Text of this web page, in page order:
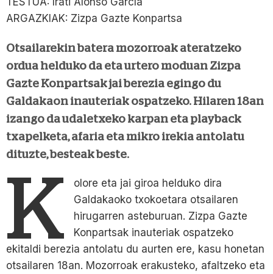
ARGAZKIAK: Zizpa Gazte Konpartsa
Otsailarekin batera mozorroak ateratzeko
ordua helduko da eta urtero moduan Zizpa
Gazte Konpartsak jai berezia egingo du
Galdakaon inauteriak ospatzeko. Hilaren 18an
izango da udaletxeko karpan eta playback
txapelketa, afaria eta mikro irekia antolatu
dituzte, besteak beste.
K
olore eta jai giroa helduko dira
Galdakaoko txokoetara otsailaren
hirugarren asteburuan. Zizpa Gazte
Konpartsak inauteriak ospatzeko
ekitaldi berezia antolatu du aurten ere, kasu honetan
otsailaren 18an. Mozorroak erakusteko, afaltzeko eta